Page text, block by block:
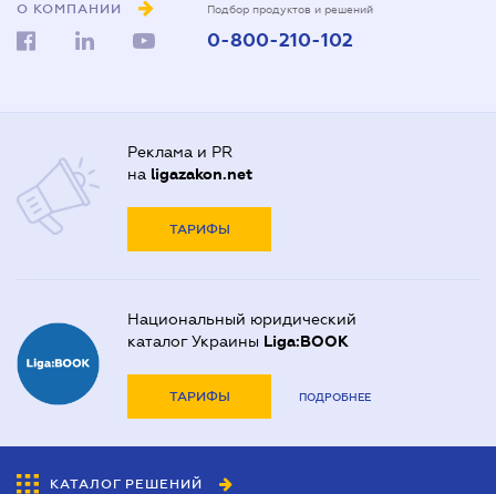
О КОМПАНИИ Подбор продуктов и решений
0-800-210-102
Реклама и PR
на ligazakon.net
ТАРИФЫ
Национальный юридический
каталог Украины Liga:BOOK
ТАРИФЫ ПОДРОБНЕЕ
КАТАЛОГ РЕШЕНИЙ